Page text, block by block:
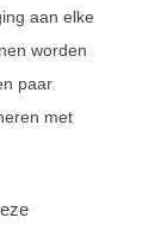
aan elke
worden
paar
met